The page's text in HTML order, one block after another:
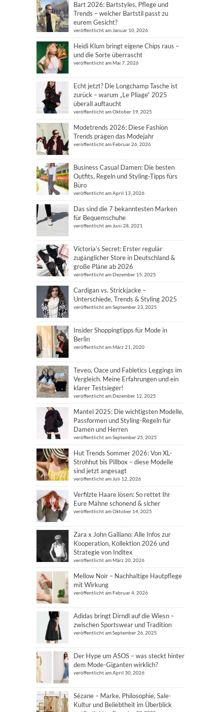
Bart 2026: Bartstyles, Pflege und
Trends – welcher Bartstil passt zu
eurem Gesicht?
veröffentlicht am Januar 10, 2026
Heidi Klum bringt eigene Chips raus –
und die Sorte überrascht
veröffentlicht am Mai 7, 2026
Echt jetzt? Die Longchamp Tasche ist
zurück – warum „Le Pliage“ 2025
überall auftaucht
veröffentlicht am Oktober 19, 2025
Modetrends 2026: Diese Fashion
Trends prägen das Modejahr
veröffentlicht am Februar 26, 2026
Business Casual Damen: Die besten
Outfits, Regeln und Styling-Tipps fürs
Büro
veröffentlicht am April 13, 2026
Das sind die 7 bekanntesten Marken
für Bequemschuhe
veröffentlicht am Juni 28, 2021
Victoria’s Secret: Erster regulär
zugänglicher Store in Deutschland &
große Pläne ab 2026
veröffentlicht am Dezember 15, 2025
Cardigan vs. Strickjacke –
Unterschiede, Trends & Styling 2025
veröffentlicht am September 23, 2025
Insider Shoppingtipps für Mode in
Berlin
veröffentlicht am März 21, 2020
Teveo, Oace und Fabletics Leggings im
Vergleich. Meine Erfahrungen und ein
klarer Testsieger!
veröffentlicht am Dezember 12, 2025
Mantel 2025: Die wichtigsten Modelle,
Passformen und Styling-Regeln für
Damen und Herren
veröffentlicht am September 25, 2025
Hut Trends Sommer 2026: Von XL-
Strohhut bis Pillbox – diese Modelle
sind jetzt angesagt
veröffentlicht am Juli 12, 2026
Verfilzte Haare lösen: So rettet Ihr
Eure Mähne schonend & sicher
veröffentlicht am Oktober 14, 2025
Zara x John Galliano: Alle Infos zur
Kooperation, Kollektion 2026 und
Strategie von Inditex
veröffentlicht am März 20, 2026
Mellow Noir – Nachhaltige Hautpflege
mit Wirkung
veröffentlicht am Februar 4, 2026
Adidas bringt Dirndl auf die Wiesn –
zwischen Sportswear und Tradition
veröffentlicht am September 26, 2025
Der Hype um ASOS – was steckt hinter
dem Mode-Giganten wirklich?
veröffentlicht am April 30, 2026
Sézane – Marke, Philosophie, Sale-
Kultur und Beliebtheit im Überblick